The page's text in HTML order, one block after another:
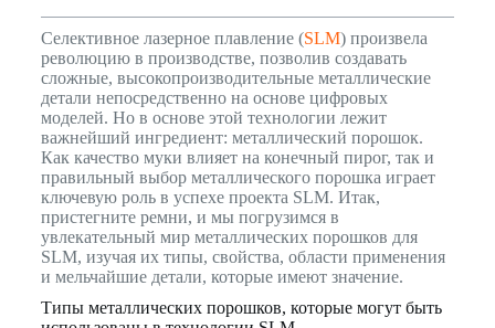
Селективное лазерное плавление (SLM) произвела
революцию в производстве, позволив создавать
сложные, высокопроизводительные металлические
детали непосредственно на основе цифровых
моделей. Но в основе этой технологии лежит
важнейший ингредиент: металлический порошок.
Как качество муки влияет на конечный пирог, так и
правильный выбор металлического порошка играет
ключевую роль в успехе проекта SLM. Итак,
пристегните ремни, и мы погрузимся в
увлекательный мир металлических порошков для
SLM, изучая их типы, свойства, области применения
и мельчайшие детали, которые имеют значение.
Типы металлических порошков, которые могут быть